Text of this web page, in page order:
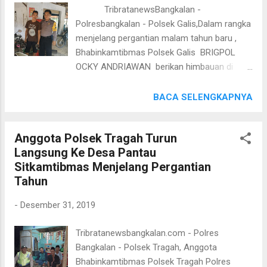
menyampaikan Imbauan kamtibmas kepada
Satpam dan Karyawan SPBU Suramadu yang
sedang beraktifitas kerja agar waspada dan
berhati hati terhadap pelaku kriminalitas.
Pada kesempatan tersebut petugas patroli
kepada Satpam dan Karyawan SPBU
yang memanfaatkan situasi SP...
TribratanewsBangkalan -
Polresbangkalan - Polsek Galis,Dalam rangka
menjelang pergantian malam tahun baru ,
Bhabinkamtibmas Polsek Galis BRIGPOL
OCKY ANDRIAWAN berikan himbauan di
Galis sore hari ini Selasa (31/12/2019) jam
kesempatan sore hari ini Bhabinkamtibmas
Polsek Galis BRIGPOL OCKY ANDRIAWAN
lakukan dialogis dengan warga di desa
melayani penggantian knalpot brong oleh
Kapolsek Galis AKP DAKY DZUL QORNAIN
S.H menyampaikan bahwa " Jajarannya akan
BACA SELENGKAPNYA
Anggota Polsek Tragah Turun
Langsung Ke Desa Pantau
Sitkamtibmas Menjelang Pergantian
Tahun
- Desember 31, 2019
Tribratanewsbangkalan.com - Polres
Bangkalan - Polsek Tragah, Anggota
Bhabinkamtibmas Polsek Tragah Polres